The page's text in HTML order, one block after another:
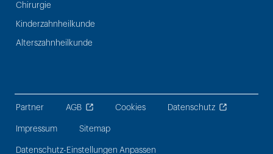
Chirurgie
Kinderzahnheilkunde
Alterszahnheilkunde
Partner AGB Cookies Datenschutz
Impressum Sitemap
Datenschutz-Einstellungen Anpassen